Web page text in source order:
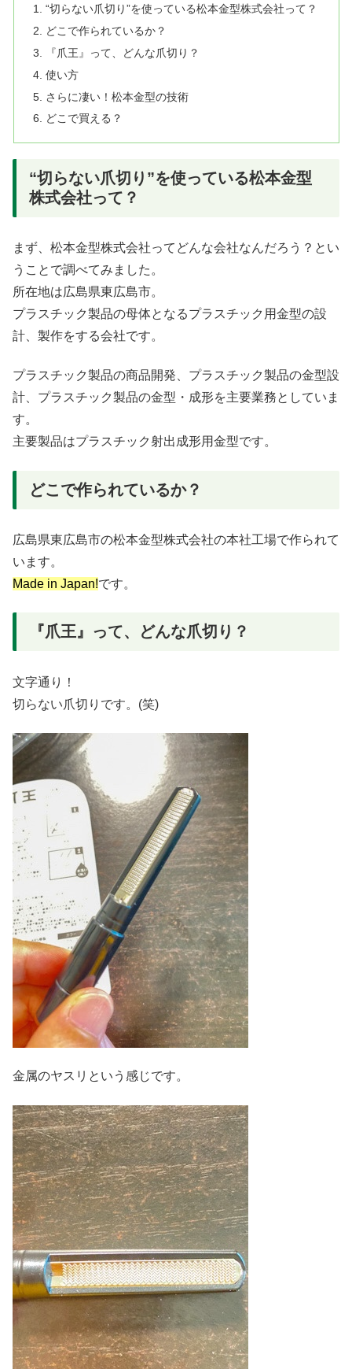
“切らない爪切り”を使っている松本金型株式会社って？
どこで作られているか？
『爪王』って、どんな爪切り？
使い方
さらに凄い！松本金型の技術
どこで買える？
“切らない爪切り”を使っている松本金型
株式会社って？
まず、松本金型株式会社ってどんな会社なんだろう？とい
うことで調べてみました。
所在地は広島県東広島市。
プラスチック製品の母体となるプラスチック用金型の設
計、製作をする会社です。
プラスチック製品の商品開発、プラスチック製品の金型設
計、プラスチック製品の金型・成形を主要業務としていま
す。
主要製品はプラスチック射出成形用金型です。
どこで作られているか？
広島県東広島市の松本金型株式会社の本社工場で作られて
います。
Made in Japan!です。
『爪王』って、どんな爪切り？
文字通り！
切らない爪切りです。(笑)
金属のヤスリという感じです。